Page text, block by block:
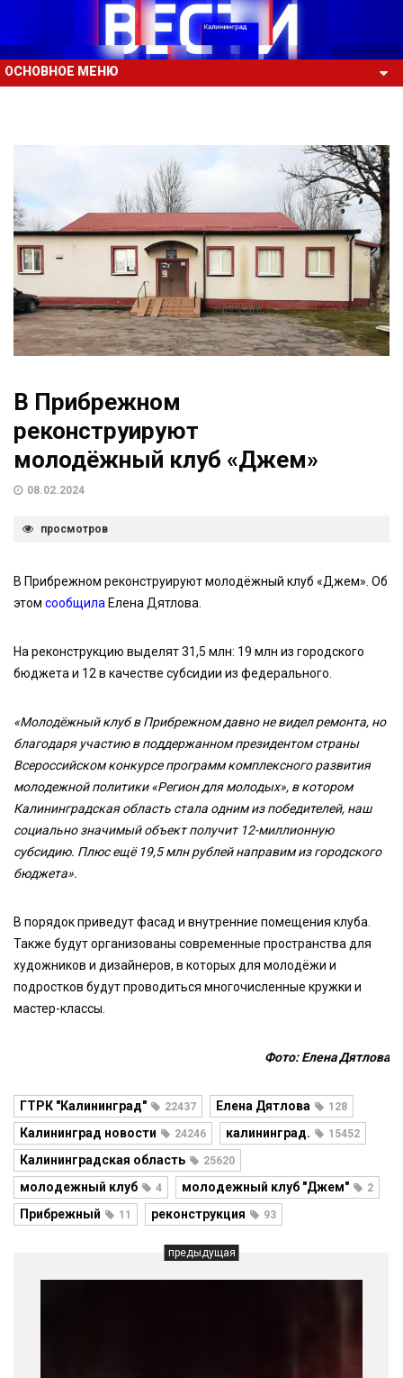
ОСНОВНОЕ МЕНЮ
В Прибрежном
реконструируют
молодёжный клуб «Джем»
08.02.2024
просмотров
В Прибрежном реконструируют молодёжный клуб «Джем». Об
этом сообщила Елена Дятлова.
На реконструкцию выделят 31,5 млн: 19 млн из городского
бюджета и 12 в качестве субсидии из федерального.
«Молодёжный клуб в Прибрежном давно не видел ремонта, но
благодаря участию в поддержанном президентом страны
Всероссийском конкурсе программ комплексного развития
молодежной политики «Регион для молодых», в котором
Калининградская область стала одним из победителей, наш
социально значимый объект получит 12-миллионную
субсидию. Плюс ещё 19,5 млн рублей направим из городского
бюджета».
В порядок приведут фасад и внутренние помещения клуба.
Также будут организованы современные пространства для
художников и дизайнеров, в которых для молодёжи и
подростков будут проводиться многочисленные кружки и
мастер-классы.
Фото: Елена Дятлова
ГТРК "Калининград" 22437 Елена Дятлова 128
Калининград новости 24246 калининград. 15452
Калининградская область 25620
молодежный клуб 4 молодежный клуб "Джем" 2
Прибрежный 11 реконструкция 93
предыдущая